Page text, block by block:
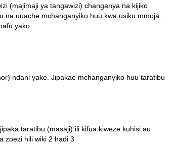
(majimaji ya tangawizi) changanya na kijiko
uuache mchanganyiko huu kwa usiku mmoja.
yako.
ndani yake. Jipakae mchanganyiko huu taratibu
taratibu (masaji) ili kifua kiweze kuhisi au
zoezi hili wiki 2 hadi 3